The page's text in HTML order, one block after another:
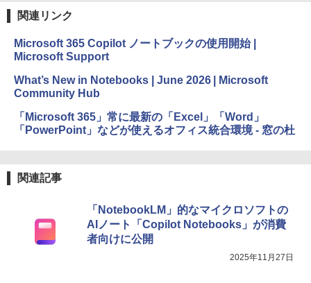
関連リンク
Microsoft 365 Copilot ノートブックの使用開始 |
Microsoft Support
What’s New in Notebooks | June 2026 | Microsoft
Community Hub
「Microsoft 365」常に最新の「Excel」「Word」
「PowerPoint」などが使えるオフィス統合環境 - 窓の杜
関連記事
「NotebookLM」的なマイクロソフトの
AIノート「Copilot Notebooks」が消費
者向けに公開
2025年11月27日